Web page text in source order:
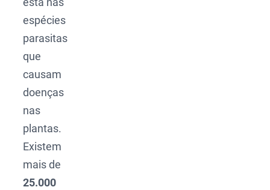
espécies
parasitas
que
causam
doenças
nas
plantas.
Existem
mais de
25.000